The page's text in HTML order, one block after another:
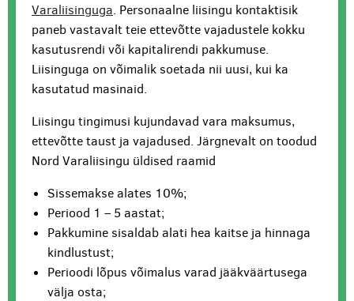
Varaliisinguga. Personaalne liisingu kontaktisik
paneb vastavalt teie ettevõtte vajadustele kokku
kasutusrendi või kapitalirendi pakkumuse.
Liisinguga on võimalik soetada nii uusi, kui ka
kasutatud masinaid.
Liisingu tingimusi kujundavad vara maksumus,
ettevõtte taust ja vajadused. Järgnevalt on toodud
Nord Varaliisingu üldised raamid
Sissemakse alates 10%;
Periood 1 – 5 aastat;
Pakkumine sisaldab alati hea kaitse ja hinnaga
kindlustust;
Perioodi lõpus võimalus varad jääkväärtusega
välja osta;